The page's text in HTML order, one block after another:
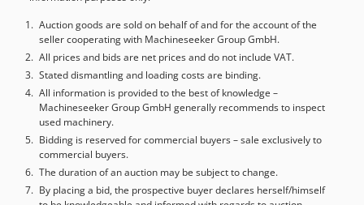
Auction goods are sold on behalf of and for the account of the
seller cooperating with Machineseeker Group GmbH.
All prices and bids are net prices and do not include VAT.
Stated dismantling and loading costs are binding.
All information is provided to the best of knowledge –
Machineseeker Group GmbH generally recommends to inspect
used machinery.
Bidding is reserved for commercial buyers – sale exclusively to
commercial buyers.
The duration of an auction may be subject to change.
By placing a bid, the prospective buyer declares herself/himself